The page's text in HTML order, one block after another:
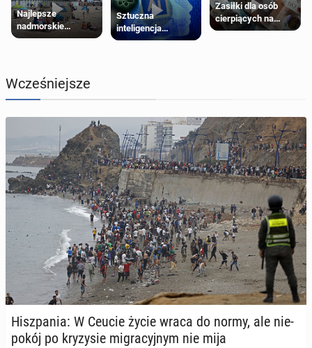
Najlepsze
nadmorskie
miasteczko blisko
Sztuczna
inteligencja
próbowała oszukać
Zasiłki dla osób
cierpiących na
schorzenia
Wcześniejsze
Hisz­pa­nia: W Ceucie życie wraca do normy, ale nie­
po­kój po kry­zy­sie mi­gra­cyj­nym nie mija